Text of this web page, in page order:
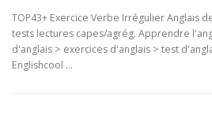
TOP43+ Exercice Verbe Irrégulier Anglais
tests lectures capes/agrég. Apprendre
d'anglais > exercices d'anglais > test
Englishcool …